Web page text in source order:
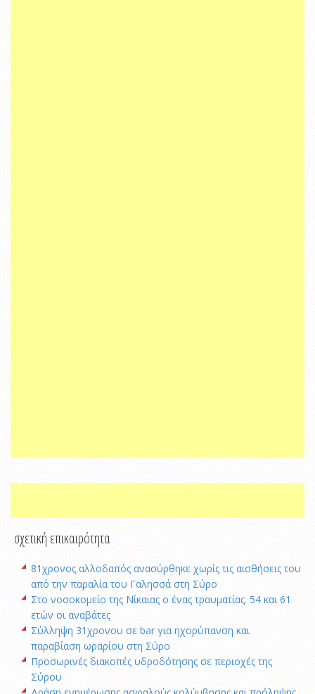
σχετική επικαιρότητα
81χρονος αλλοδαπός ανασύρθηκε χωρίς τις αισθήσεις του
από την παραλία του Γαλησσά στη Σύρο
Στο νοσοκομείο της Νίκαιας ο ένας τραυματίας. 54 και 61
ετών οι αναβάτες
Σύλληψη 31χρονου σε bar για ηχορύπανση και
παραβίαση ωραρίου στη Σύρο
Προσωρινές διακοπές υδροδότησης σε περιοχές της
Σύρου